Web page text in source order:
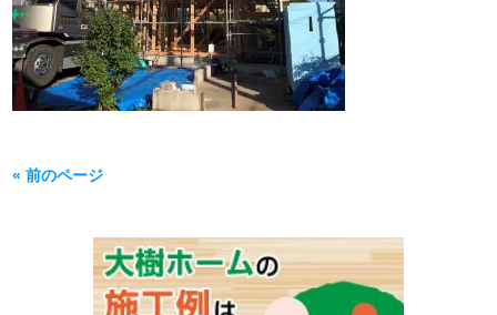
« 前のページ